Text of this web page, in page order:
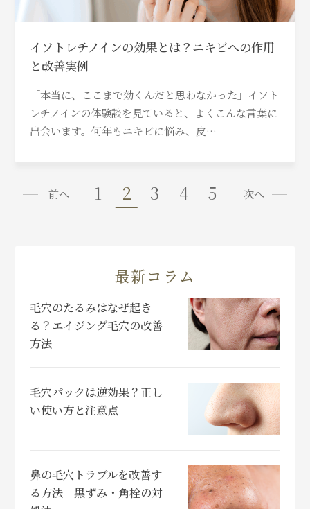
イソトレチノインの効果とは？ニキビへの作用
と改善実例
「本当に、ここまで効くんだと思わなかった」イソト
レチノインの体験談を見ていると、よくこんな言葉に
出会います。何年もニキビに悩み、皮…
前へ 1 2 3 4 5 次へ
最新コラム
毛穴のたるみはなぜ起き
る？エイジング毛穴の改善
方法
毛穴パックは逆効果？正し
い使い方と注意点
鼻の毛穴トラブルを改善す
る方法｜黒ずみ・角栓の対